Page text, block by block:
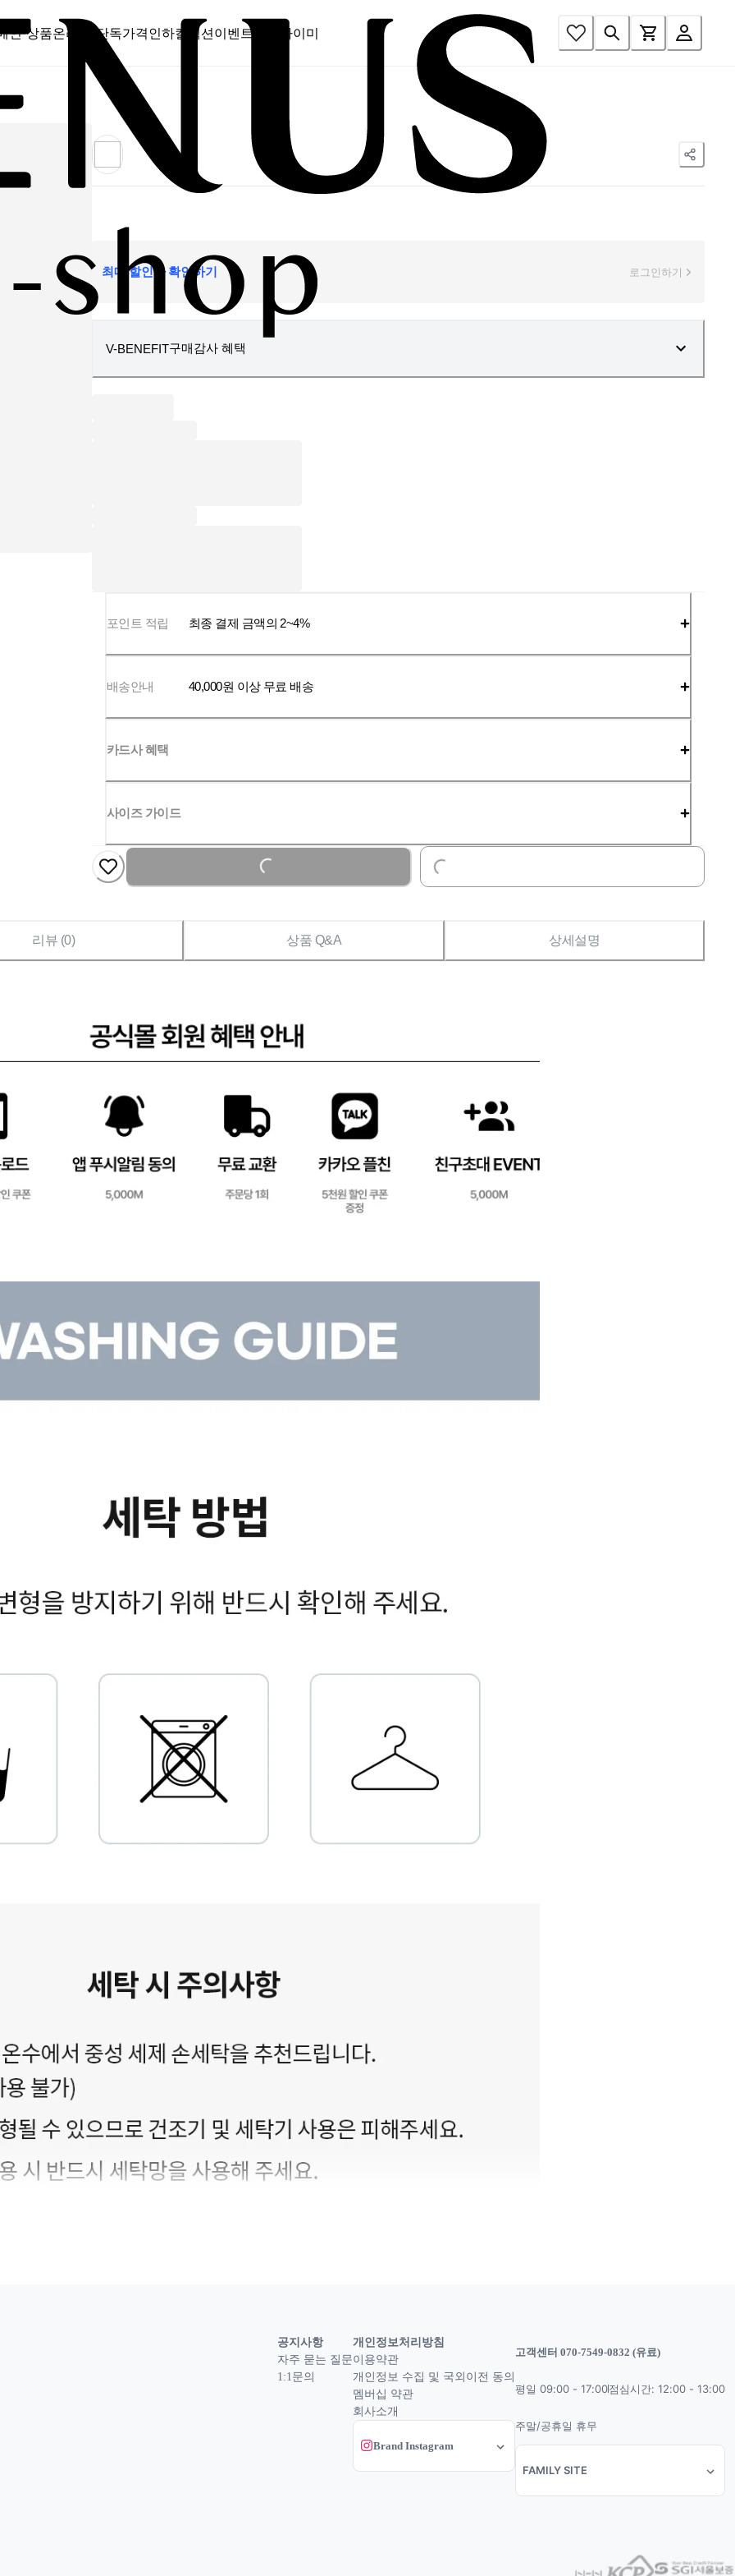
인 상품온라인 단독가격인하컬렉션이벤트 스캔바이미
최대 할인가 확인하기 로그인하기
V-BENEFIT구매감사 혜택
포인트 적립 최종 결제 금액의 2~4%
배송안내 40,000원 이상 무료 배송
카드사 혜택
사이즈 가이드
Loading... Loading...
리뷰 (0) 상품 Q&A 상세설명
공지사항
자주 묻는 질문
1:1문의
개인정보처리방침
이용약관
개인정보 수집 및 국외이전 동의
멤버십 약관
회사소개
Brand Instagram
고객센터 070-7549-0832 (유료)
평일 09:00 - 17:00점심시간: 12:00 - 13:00
주말/공휴일 휴무
FAMILY SITE